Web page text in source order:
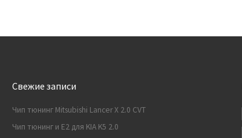
Свежие записи
Чип тюнинг Mitsubishi Lancer X 2.0 CVT
Чип тюнинг и E2 для KIA K5 2.0